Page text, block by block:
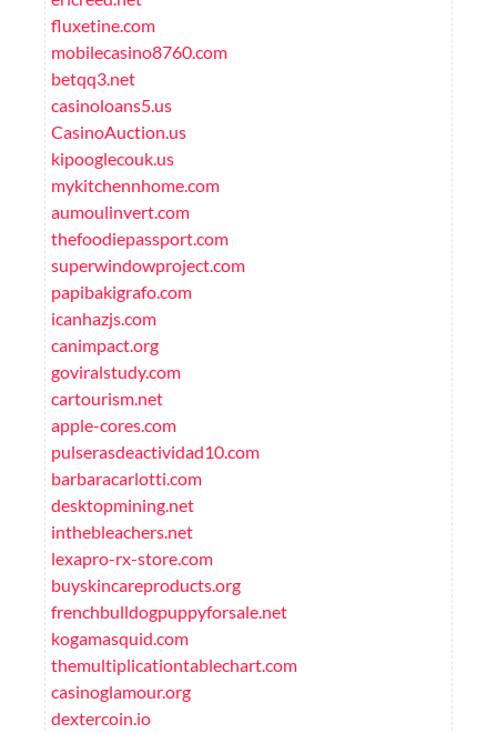
fluxetine.com
mobilecasino8760.com
betqq3.net
casinoloans5.us
CasinoAuction.us
kipooglecouk.us
mykitchennhome.com
aumoulinvert.com
thefoodiepassport.com
superwindowproject.com
papibakigrafo.com
icanhazjs.com
canimpact.org
goviralstudy.com
cartourism.net
apple-cores.com
pulserasdeactividad10.com
barbaracarlotti.com
desktopmining.net
inthebleachers.net
lexapro-rx-store.com
buyskincareproducts.org
frenchbulldogpuppyforsale.net
kogamasquid.com
themultiplicationtablechart.com
casinoglamour.org
dextercoin.io